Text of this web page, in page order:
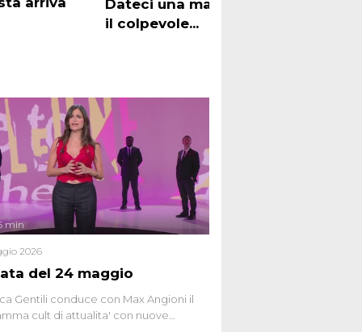
Dateci una mano a trovare
il colpevole...
del 24 maggio
min
2026
Gentili conduce con Max Angioni il
cult di attualita' con nuove